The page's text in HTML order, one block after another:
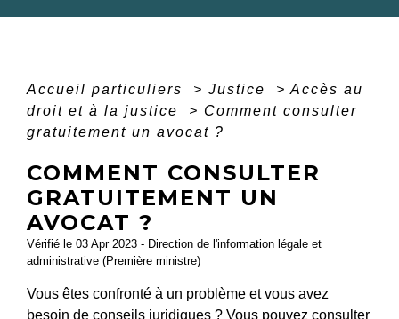
Accueil particuliers > Justice > Accès au
droit et à la justice
> Comment consulter
gratuitement un avocat ?
COMMENT CONSULTER
GRATUITEMENT UN
AVOCAT ?
Vérifié le 03 Apr 2023 - Direction de l'information légale et
administrative (Première ministre)
Vous êtes confronté à un problème et vous avez
besoin de conseils juridiques ? Vous pouvez consulter